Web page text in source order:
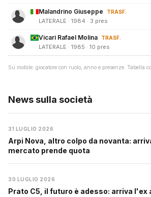
Malandrino Giuseppe TRASF.
LATERALE · 1984 · 3 pres
Vicari Rafael Molina TRASF.
LATERALE · 1985 · 10 pres
Su mobile: giocatore con ruolo, anno e presenze. Tabella
News sulla società
31 LUGLIO 2026
Arpi Nova, altro colpo da novanta:
mercato prende quota
30 LUGLIO 2026
Prato C5, il futuro è adesso: arriva l'ex